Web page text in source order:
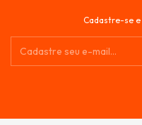
Cadastre-se